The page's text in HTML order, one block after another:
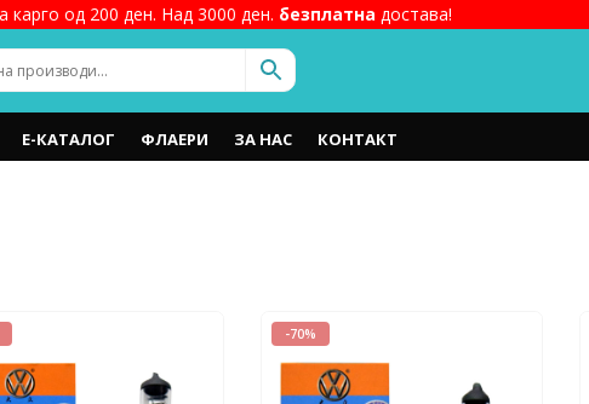
карго од 200 ден. Над 3000 ден. безплатна достава!
Е-КАТАЛОГ ФЛАЕРИ ЗА НАС КОНТАКТ
-70%